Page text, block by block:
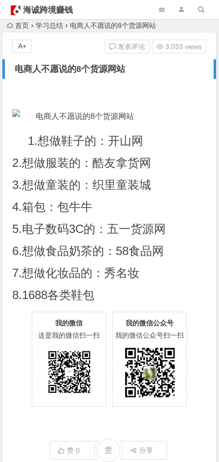
海诚跨境赚钱
首页 学习总结 电商人不愿说的8个货源网站
电商人不愿说的8个货源网站
发表评论 3,033 views
A+
1.想做鞋子的：开山网
2.想做服装的：酷友拿货网
3.想做童装的：织里童装城
4.箱包：包牛牛
5.电子数码3C的：五一货源网
6.想做食品奶茶的：58食品网
7.想做化妆品的：秀名妆
8.1688各类鞋包
我的微信
这是我的微信扫一扫
我的微信公众号
我的微信公众号扫一扫
赞0 赏 分享